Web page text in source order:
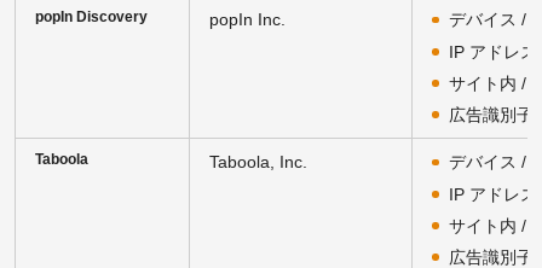
popIn Discovery popIn Inc.
デバイス /
IP アドレス
サイト内 /
広告識別子
Taboola Taboola, Inc.
デバイス /
IP アドレス
サイト内 /
広告識別子